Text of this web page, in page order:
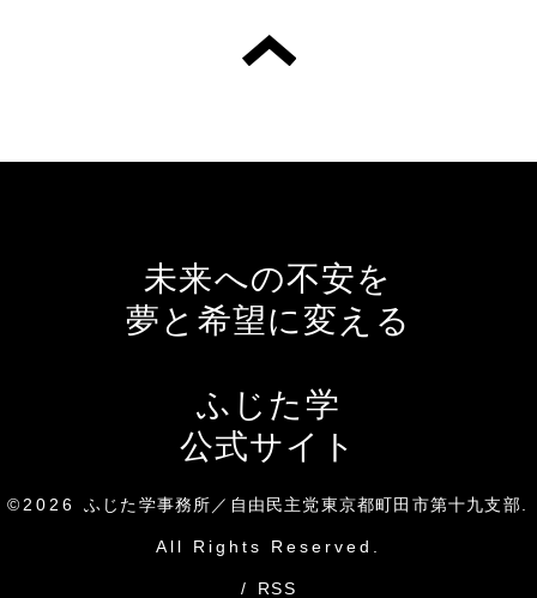
未来への不安を
夢と希望に変える
ふじた学
公式サイト
©2026ふじた学事務所／自由民主党東京都町田市第十九支部
All Rights Reserved.
/ RSS